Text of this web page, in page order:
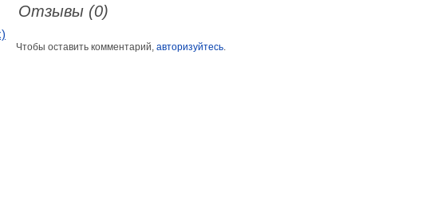
Отзывы (0)
Чтобы оставить комментарий, авторизуйтесь.